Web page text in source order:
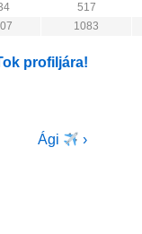
517
1083
profiljára!
Next
Ági ›